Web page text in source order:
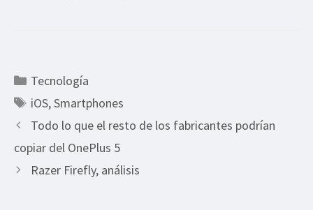
Categorías
Tecnología
Etiquetas
iOS,Smartphones
Todo lo que el resto de los fabricantes podrían
copiar del OnePlus 5
Razer Firefly, análisis